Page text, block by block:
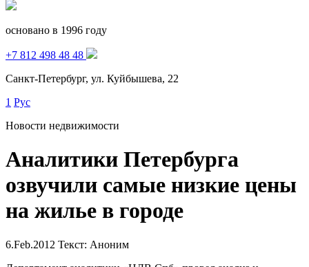
основано в 1996 году
+7 812 498 48 48
Санкт-Петербург, ул. Куйбышева, 22
1 Рус
Новости недвижимости
Аналитики Петербурга
озвучили самые низкие цены
на жилье в городе
6.Feb.2012 Текст: Аноним